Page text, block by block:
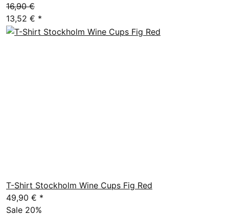
16,90 €
13,52 € *
T-Shirt Stockholm Wine Cups Fig Red
49,90 € *
Sale 20%